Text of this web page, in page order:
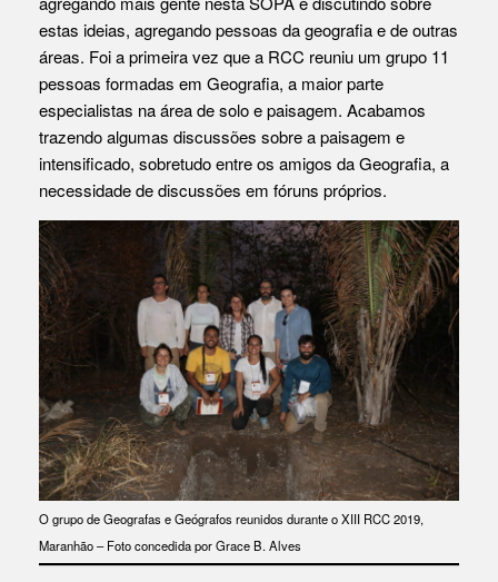
estas ideias, agregando pessoas da geografia e de outras
áreas. Foi a primeira vez que a RCC reuniu um grupo 11
pessoas formadas em Geografia, a maior parte
especialistas na área de solo e paisagem. Acabamos
trazendo algumas discussões sobre a paisagem e
intensificado, sobretudo entre os amigos da Geografia, a
necessidade de discussões em fóruns próprios.
O grupo de Geografas e Geógrafos reunidos durante o XIII RCC 2019,
Maranhão – Foto concedida por Grace B. Alves